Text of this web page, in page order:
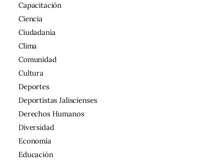
Capacitación
Ciencia
Ciudadanía
Clima
Comunidad
Cultura
Deportes
Deportistas Jaliscienses
Derechos Humanos
Diversidad
Economía
Educación